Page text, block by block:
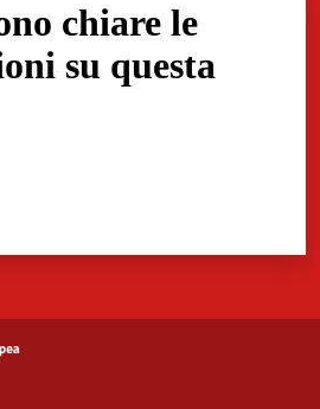
chiare le
su questa